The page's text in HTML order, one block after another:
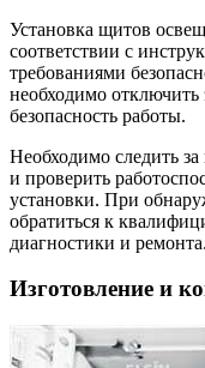
Установка щитов
соответствии с
требованиями
необходимо отключить
безопасность работы.
Необходимо следить
и проверить
установки. При
обратиться к
диагностики и ремонта.
Изготовление и